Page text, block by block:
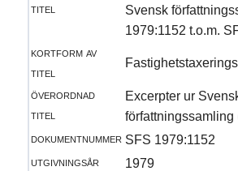
titel
Svensk
1979:1152 t.o.m.
kortform av
titel
överordnad
titel
Excerpter ur
författningssamling
dokumentnummer SFS 1979:1152
utgivningsår
1979